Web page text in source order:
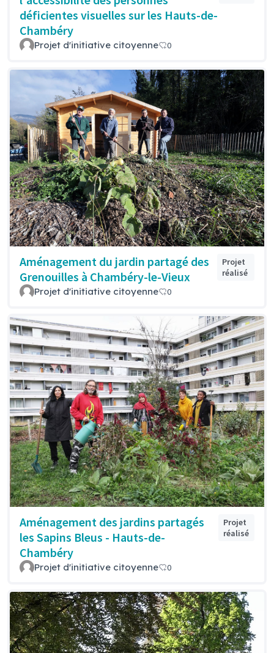
déficientes visuelles sur les Hauts-de-
Chambéry
Projet d'initiative citoyenne 0
Aménagement du jardin partagé des
Grenouilles à Chambéry-le-Vieux
Projet
réalisé
Projet d'initiative citoyenne 0
Aménagement des jardins partagés
les Sapins Bleus - Hauts-de-
Chambéry
Projet
réalisé
Projet d'initiative citoyenne 0